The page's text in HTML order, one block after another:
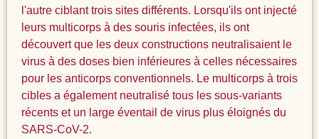
l'autre ciblant trois sites différents. Lorsqu'ils ont injecté
leurs multicorps à des souris infectées, ils ont
découvert que les deux constructions neutralisaient le
virus à des doses bien inférieures à celles nécessaires
pour les anticorps conventionnels. Le multicorps à trois
cibles a également neutralisé tous les sous-variants
récents et un large éventail de virus plus éloignés du
SARS-CoV-2.